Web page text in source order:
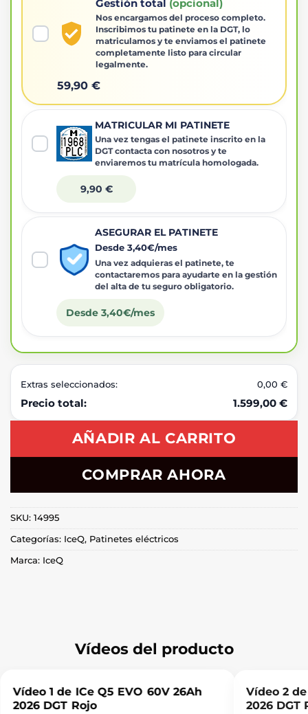
Gestión total (opcional)
Nos encargamos del proceso completo.
Inscribimos tu patinete en la DGT, lo
matriculamos y te enviamos el patinete
completamente listo para circular
legalmente.
59,90 €
MATRICULAR MI PATINETE
Una vez tengas el patinete inscrito en la
DGT contacta con nosotros y te
enviaremos tu matrícula homologada.
9,90 €
ASEGURAR EL PATINETE
Desde 3,40€/mes
Una vez adquieras el patinete, te
contactaremos para ayudarte en la gestión
del alta de tu seguro obligatorio.
Desde 3,40€/mes
Extras seleccionados: 0,00 €
Precio total: 1.599,00 €
AÑADIR AL CARRITO
COMPRAR AHORA
SKU: 14995
Categorías: IceQ, Patinetes eléctricos
Marca: IceQ
Vídeos del producto
Vídeo 1 de ICe Q5 EVO 60V 26Ah
2026 DGT Rojo
Vídeo 2
2026 DGT